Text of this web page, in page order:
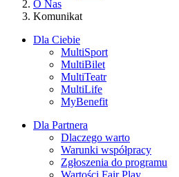
O Nas
Komunikat
Dla Ciebie
MultiSport
MultiBilet
MultiTeatr
MultiLife
MyBenefit
Dla Partnera
Dlaczego warto
Warunki współpracy
Zgłoszenia do programu